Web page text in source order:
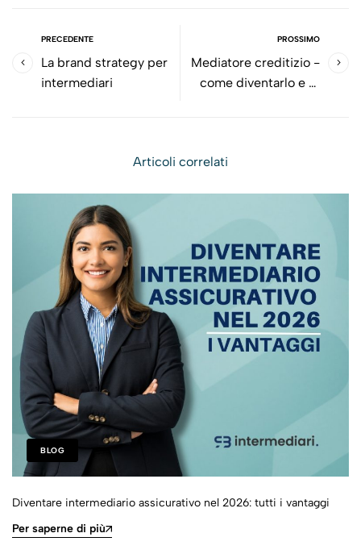
PRECEDENTE
La brand strategy per
intermediari
PROSSIMO
Mediatore creditizio -
come diventarlo e di
Articoli correlati
BLOG
Diventare intermediario assicurativo nel 2026: tutti i vantaggi
Per saperne di più